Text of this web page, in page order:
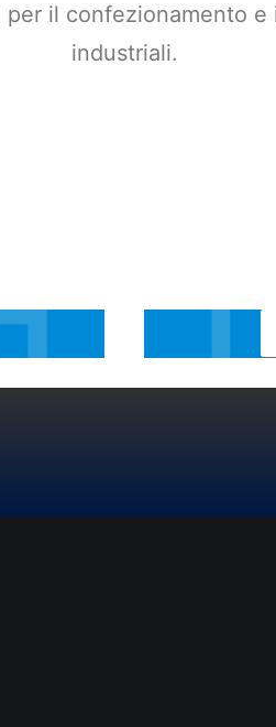
il confezionamento
industriali.